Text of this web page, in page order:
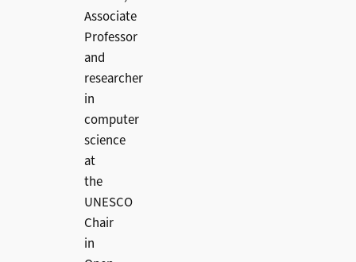
Associate
Professor
and
researcher
in
computer
science
at
the
UNESCO
Chair
in